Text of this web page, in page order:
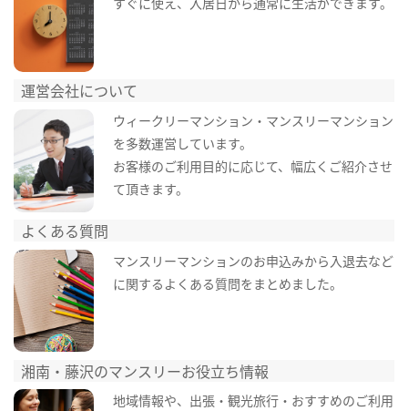
運営会社について
ウィークリーマンション・マンスリーマンション
を多数運営しています。
お客様のご利用目的に応じて、幅広くご紹介させ
て頂きます。
よくある質問
マンスリーマンションのお申込みから入退去など
に関するよくある質問をまとめました。
湘南・藤沢のマンスリーお役立ち情報
地域情報や、出張・観光旅行・おすすめのご利用